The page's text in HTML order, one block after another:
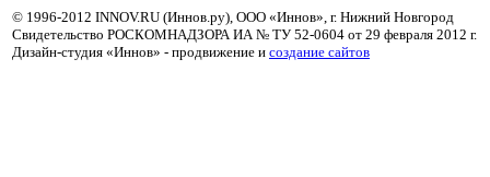
© 1996-2012 INNOV.RU (Иннов.ру), ООО «Иннов», г. Нижний Новгород
Свидетельство РОСКОМНАДЗОРА ИА № ТУ 52-0604 от 29 февраля 2012 г.
Дизайн-студия «Иннов» - продвижение и cоздание сайтов